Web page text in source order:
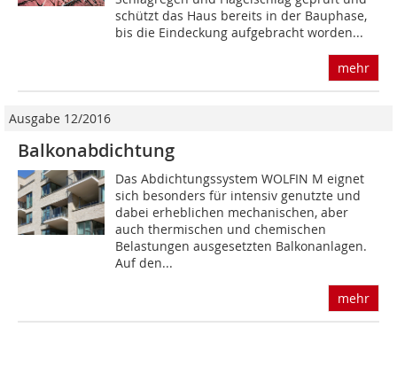
schützt das Haus bereits in der Bauphase,
bis die Eindeckung aufgebracht worden...
mehr
Ausgabe 12/2016
Balkonabdichtung
Das Abdichtungssystem WOLFIN M eignet
sich besonders für intensiv genutzte und
dabei erheblichen mechanischen, aber
auch thermischen und chemischen
Belastungen ausgesetzten Balkonanlagen.
Auf den...
mehr